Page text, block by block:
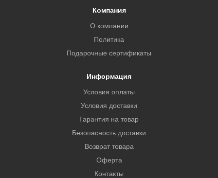
Компания
О компании
Политика
Подарочные сертификаты
Информация
Условия оплаты
Условия доставки
Гарантия на товар
Безопасность доставки
Возврат товара
Оферта
Контакты